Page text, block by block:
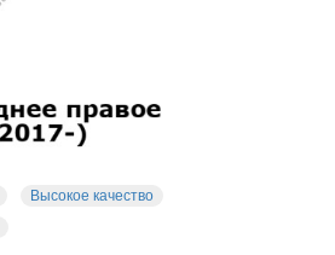
Высокое качество